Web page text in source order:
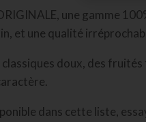
une gamme
et une qualité
doux, des
dans cette liste,